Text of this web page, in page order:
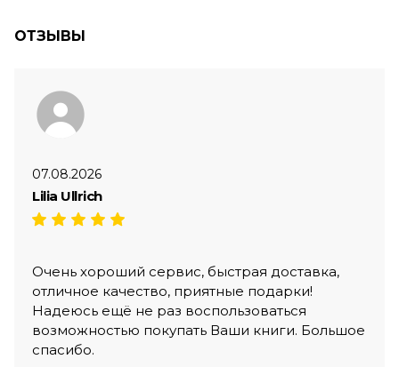
ОТЗЫВЫ
07.08.2026
Lilia Ullrich
Очень хороший сервис, быстрая доставка,
отличное качество, приятные подарки!
Надеюсь ещё не раз воспользоваться
возможностью покупать Ваши книги. Большое
спасибо.